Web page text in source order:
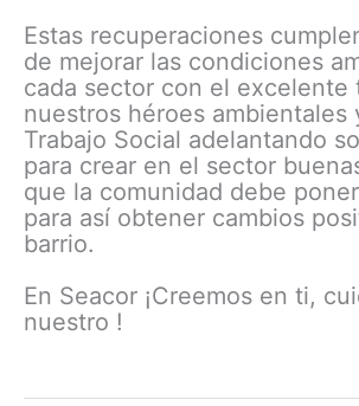
Estas recuperaciones
de mejorar las condiciones
cada sector con el excelente
nuestros héroes ambientales
Trabajo Social adelantando
para crear en el sector
que la comunidad debe
para así obtener cambios
barrio.
En Seacor ¡Creemos en ti,
nuestro !